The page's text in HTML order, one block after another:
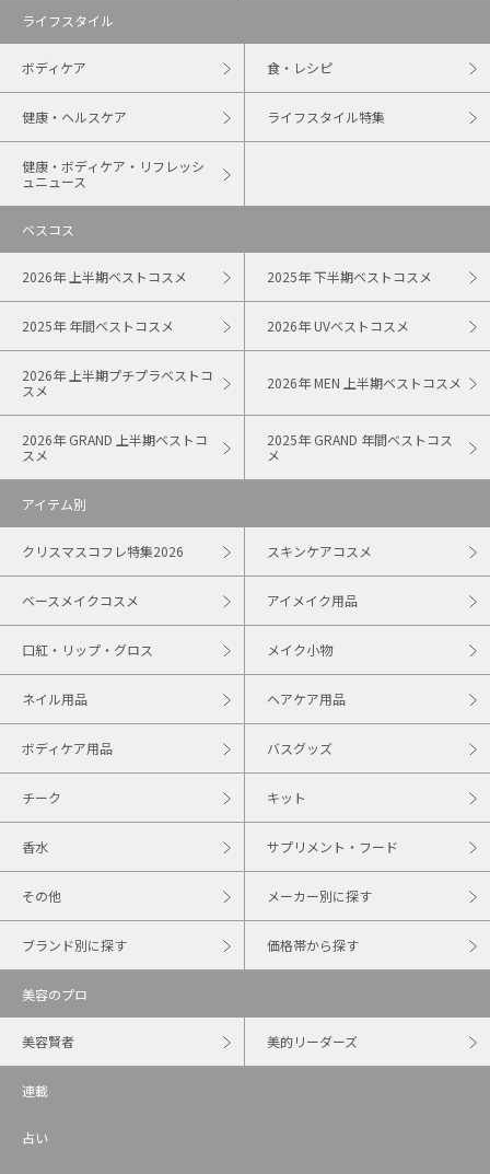
ライフスタイル
ボディケア 食・レシピ
健康・ヘルスケア ライフスタイル特集
健康・ボディケア・リフレッシ
ュニュース
ベスコス
2026年 上半期ベストコスメ 2025年 下半期ベストコスメ
2025年 年間ベストコスメ 2026年 UVベストコスメ
2026年 上半期プチプラベストコ
スメ
2026年 MEN 上半期ベストコスメ
2026年 GRAND 上半期ベストコ
スメ
2025年 GRAND 年間ベストコス
メ
アイテム別
クリスマスコフレ特集2026 スキンケアコスメ
ベースメイクコスメ アイメイク用品
口紅・リップ・グロス メイク小物
ネイル用品 ヘアケア用品
ボディケア用品 バスグッズ
チーク キット
香水 サプリメント・フード
その他 メーカー別に探す
ブランド別に探す 価格帯から探す
美容のプロ
美容賢者 美的リーダーズ
連載
占い